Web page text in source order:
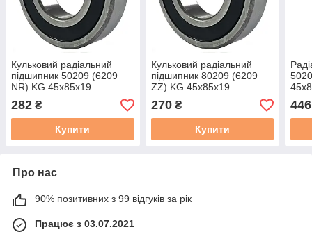
Кульковий радіальний
підшипник 50209 (6209
NR) KG 45x85x19
282 ₴
Купити
Кульковий радіальний
підшипник 80209 (6209
ZZ) KG 45x85x19
270₴
Купити
446
Про нас
90% позитивних з 99 відгуків за рік
Працює з 03.07.2021